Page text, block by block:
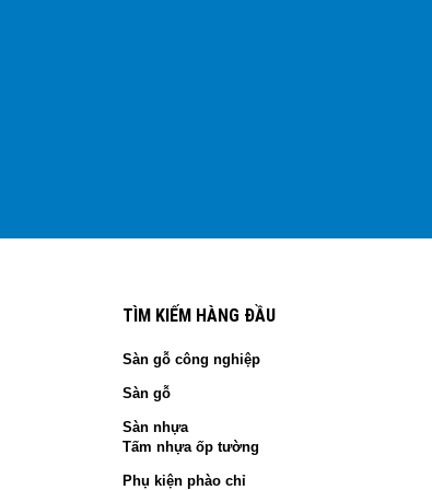
TÌM KIẾM HÀNG ĐẦU
Sàn gỗ công nghiệp
Sàn gỗ
Sàn nhựa
Tấm nhựa ốp tường
Phụ kiện phào chỉ